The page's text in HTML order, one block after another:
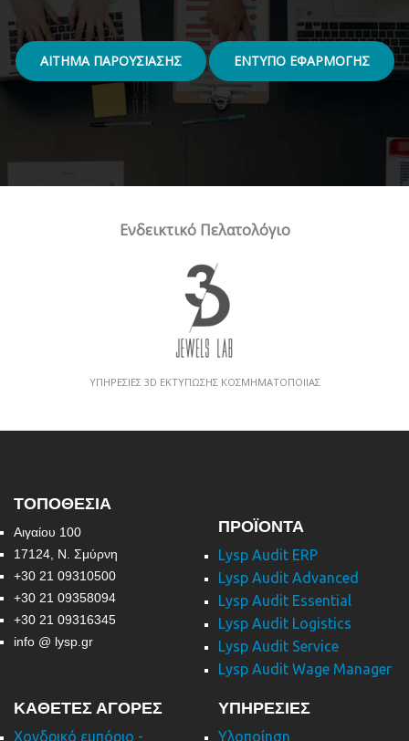
ΑΙΤΗΜΑ ΠΑΡΟΥΣΙΑΣΗΣ ΕΝΤΥΠΟ ΕΦΑΡΜΟΓΗΣ
Ενδεικτικό Πελατολόγιο
ΥΠΗΡΕΣΙΕΣ 3D ΕΚΤΥΠΩΣΗΣ ΚΟΣΜΗΜΑΤΟΠΟΙΙΑΣ
ΤΟΠΟΘΕΣΙΑ
Αιγαίου 100
17124, Ν. Σμύρνη
+30 21 09310500
+30 21 09358094
+30 21 09316345
info @ lysp.gr
ΠΡΟΪΟΝΤΑ
Lysp Audit ERP
Lysp Audit Advanced
Lysp Audit Essential
Lysp Audit Logistics
Lysp Audit Service
Lysp Audit Wage Manager
ΚΑΘΕΤΕΣ ΑΓΟΡΕΣ
Χονδρικό εμπόριο -
ΥΠΗΡΕΣΙΕΣ
Υλοποίηση